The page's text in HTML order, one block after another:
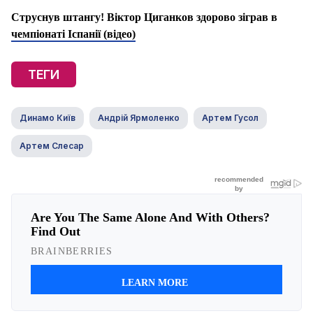
Струснув штангу! Віктор Циганков здорово зіграв в
чемпіонаті Іспанії (відео)
ТЕГИ
Динамо Київ Андрій Ярмоленко Артем Гусол
Артем Слесар